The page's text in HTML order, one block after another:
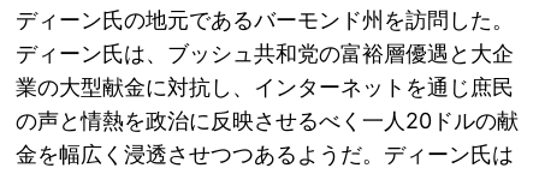
ディーン氏の地元であるバーモンド州を訪問した。
ディーン氏は、ブッシュ共和党の富裕層優遇と大企
業の大型献金に対抗し、インターネットを通じ庶民
の声と情熱を政治に反映させるべく一人20ドルの献
金を幅広く浸透させつつあるようだ。ディーン氏は